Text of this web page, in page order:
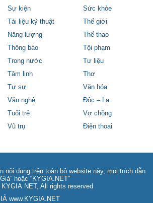
Sự kiện
Sức khỏe
Tài liệu kỹ thuật
Thế giới
Năng lượng
Thể thao
Thông báo
Tội phạm
Trong nước
Tư liệu
Tâm linh
Thơ
Tự sự
Văn hóa
Văn nghệ
Độc – Lạ
Tuổi trẻ
Vợ chồng
Vũ trụ Điện thoại
nội dung trên toàn bộ website này, mọi trích dẫn
hoặc “KYGIA.NET”
All rights reserved
www.KYGIA.NET